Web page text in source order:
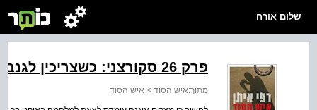
שלום אורח
פרק 26 סקורצני: כשצריכין לגנב מורידין אותו מעץ התלייה
מתוך:איש הסוד > איש הסוד